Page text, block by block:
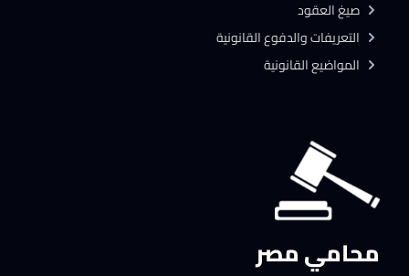
محامي مصر
صيغ العقود
التعريفات والدفوع القانونية
المواضيع القانونية